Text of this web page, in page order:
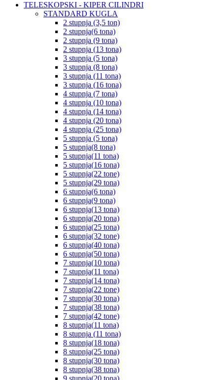
TELESKOPSKI - KIPER CILINDRI
STANDARD KUGLA
2 stupnja (3,5 ton)
2 stupnja(6 tona)
2 stupnja (9 tona)
2 stupnja (13 tona)
3 stupnja (5 tona)
3 stupnja (8 tona)
3 stupnja (11 tona)
3 stupnja (16 tona)
4 stupnja (7 tona)
4 stupnja (10 tona)
4 stupnja (14 tona)
4 stupnja (20 tona)
4 stupnja (25 tona)
5 stupnja (5 tona)
5 stupnja(8 tona)
5 stupnja(11 tona)
5 stupnja(16 tona)
5 stupnja(22 tone)
5 stupnja(29 tona)
6 stupnja(6 tona)
6 stupnja(9 tona)
6 stupnja(13 tona)
6 stupnja(20 tona)
6 stupnja(25 tona)
6 stupnja(32 tone)
6 stupnja(40 tona)
6 stupnja(50 tona)
7 stupnja(10 tona)
7 stupnja(11 tona)
7 stupnja(14 tona)
7 stupnja(22 tone)
7 stupnja(30 tona)
7 stupnja(38 tona)
7 stupnja(42 tone)
8 stupnja(11 tona)
8 stupnja (11 tona)
8 stupnja(18 tona)
8 stupnja(25 tona)
8 stupnja(30 tona)
8 stupnja(38 tona)
9 stupnja(20 tona)